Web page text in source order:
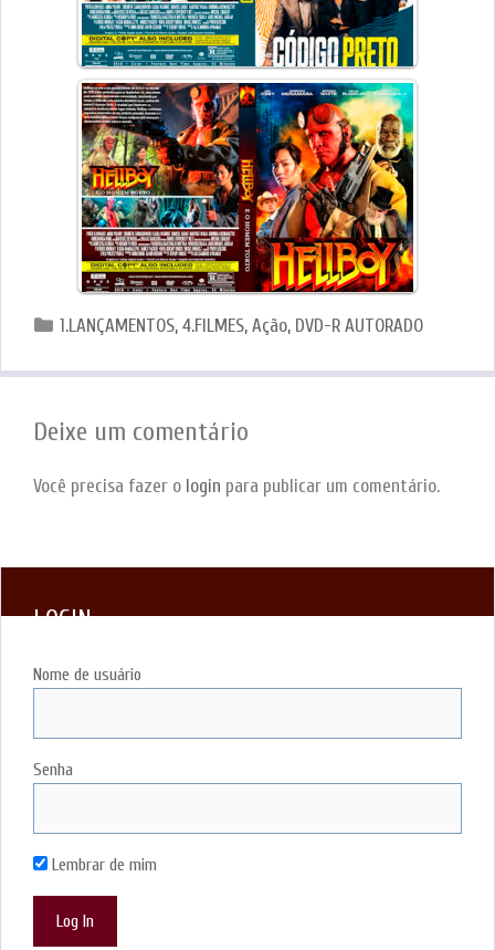
Categorias
1.LANÇAMENTOS,4.FILMES,Ação, DVD-R AUTORADO
Deixe um comentário
Você precisa fazer o login para publicar um comentário.
LOGIN
Nome de usuário
Senha
Lembrar de mim